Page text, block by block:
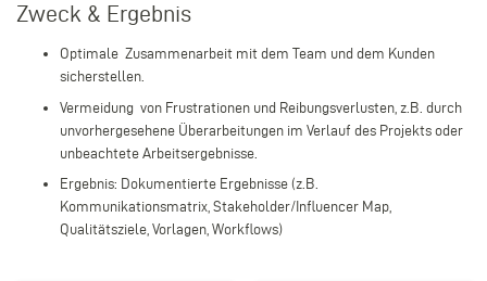
Zweck & Ergebnis
Optimale Zusammenarbeit mit dem Team und dem Kunden
sicherstellen.
Vermeidung von Frustrationen und Reibungsverlusten, z.B. durch
unvorhergesehene Überarbeitungen im Verlauf des Projekts oder
unbeachtete Arbeitsergebnisse.
Ergebnis: Dokumentierte Ergebnisse (z.B.
Kommunikationsmatrix, Stakeholder/Influencer Map,
Qualitätsziele, Vorlagen, Workflows)